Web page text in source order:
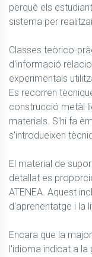
perquè els
sistema per
Classes teòrico-
d'informació
experimentals
Es recorren
construcció
materials. S'hi fa
s'introdueixen
El material de
detallat es
ATENEA. Aquest
d'aprenentatge i la
Encara que la
l'idioma indicat a